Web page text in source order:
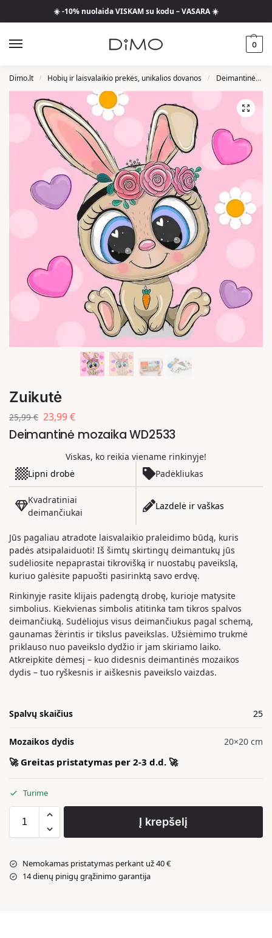
☀️ -10% nuolaida VISKAM su kodu – VASARA ☀️
0
Dimo.lt / Hobių ir laisvalaikio prekės, unikalios dovanos / Deimantinės Mozaikos
Zuikutė
25,99€ 23,99€
Deimantinė mozaika WD2533
Viskas, ko reikia viename rinkinyje!
Lipni drobė
Padėkliukas
Kvadratiniai
deimančiukai
Lazdelė ir vaškas
Jūs pagaliau atradote laisvalaikio praleidimo būdą, kuris
padės atsipalaiduoti! Iš šimtų skirtingų deimantukų jūs
sudėliosite nepaprastai tikrovišką ir nuostabų paveikslą,
kuriuo galėsite papuošti pasirinktą savo erdvę.
Rinkinyje rasite klijais padengtą drobę, kurioje matysite
simbolius. Kiekvienas simbolis atitinka tam tikros spalvos
deimančiuką. Sudėliojus visus deimančiukus pagal schemą,
gaunamas žėrintis ir tikslus paveikslas. Užsiėmimo trukmė
priklauso nuo paveikslo dydžio ir jam skiriamo laiko.
Atkreipkite dėmesį – kuo didesnis deimantinės mozaikos
dydis – tuo ryškesnis ir aiškesnis paveikslo vaizdas.
Spalvų skaičius 25
Mozaikos dydis 20×20 cm
🚀 Greitas pristatymas per 2-3 d.d. 🚀
Turime
Į krepšelį
Nemokamas pristatymas perkant už 40 €
14 dienų pinigų grąžinimo garantija